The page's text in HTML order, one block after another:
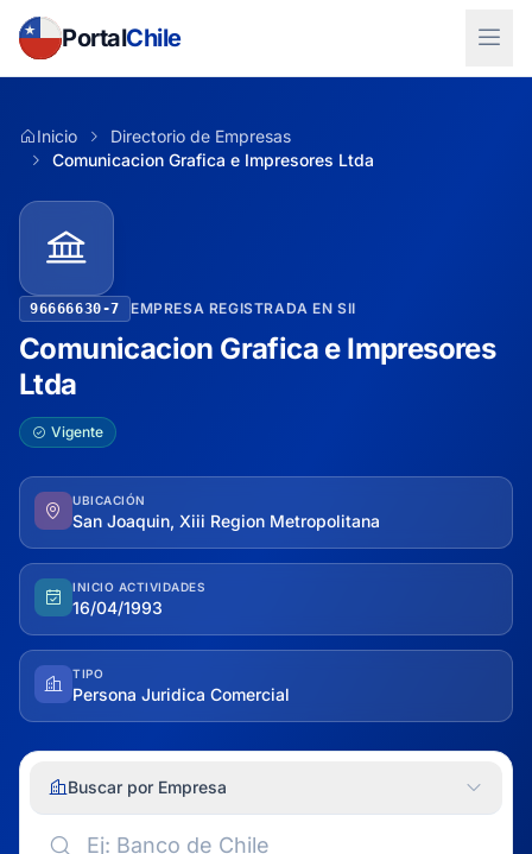
PortalChile
Inicio
Directorio de Empresas
Comunicacion Grafica e Impresores Ltda
96666630-7 EMPRESA REGISTRADA EN SII
Comunicacion Grafica e Impresores
Ltda
Vigente
UBICACIÓN
San Joaquin, Xiii Region Metropolitana
INICIO ACTIVIDADES
16/04/1993
TIPO
Persona Juridica Comercial
Buscar por Empresa